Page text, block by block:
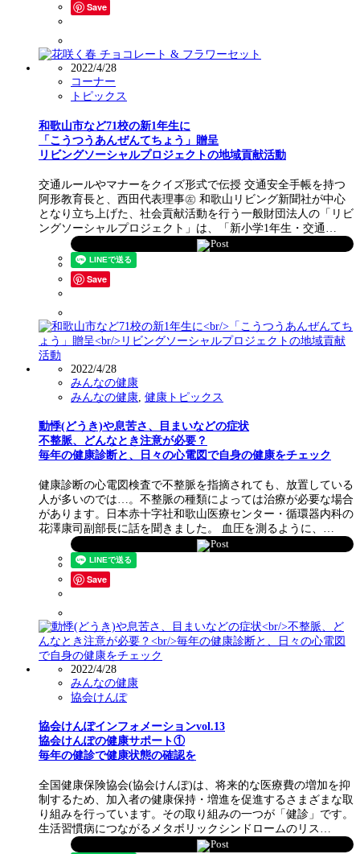
Save
2022/4/28
コーナー
トピックス
和歌山市など71校の新1年生に
「こうつうあんぜんてちょう」贈呈
リビングソーシャルプロジェクトの地域貢献活動
交通ルールやマナーをクイズ形式で伝授 交通安全手帳を持つ
阿形教育長と、西田代表理事㊧ 和歌山リビング新聞社が中心
となり立ち上げた、社会貢献活動を行う一般財団法人の「リビ
ングソーシャルプロジェクト」は、「新小学1年生・交通…
Post
Save
2022/4/28
みんなの健康
みんなの健康 健康トピックス
動悸(どうき)や息苦さ、目まいなどの症状
不整脈、どんなとき注意が必要？
毎年の健康診断と、日々の心電図で自身の健康をチェック
健康診断の心電図検査で不整脈を指摘されても、放置している
人が多いのでは…。不整脈の種類によっては治療が必要な場合
があります。日本赤十字社和歌山医療センター・循環器内科の
花澤康司副部長に話を聞きました。 血圧を測るように、…
Post
Save
2022/4/28
みんなの健康
協会けんぽ
協会けんぽインフォメーションvol.13
協会けんぽの健康サポート①
毎年の健診で健康状態の確認を
全国健康保険協会(協会けんぽ)は、将来的な医療費の増加を抑
制するため、加入者の健康保持・増進を促進するさまざまな取
り組みを行っています。その取り組みの一つが「健診」です。
生活習慣病につながるメタボリックシンドロームのリス…
Post